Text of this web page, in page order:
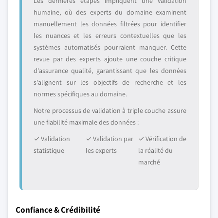
humaine, où des experts du domaine examinent
manuellement les données filtrées pour identifier
les nuances et les erreurs contextuelles que les
systèmes automatisés pourraient manquer. Cette
revue par des experts ajoute une couche critique
d'assurance qualité, garantissant que les données
s'alignent sur les objectifs de recherche et les
normes spécifiques au domaine.
Notre processus de validation à triple couche assure
une fiabilité maximale des données :
✓ Validation
statistique
✓ Validation par
les experts
✓ Vérification de
la réalité du
marché
Confiance & Crédibilité